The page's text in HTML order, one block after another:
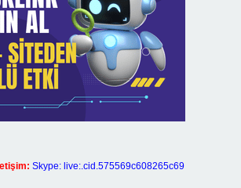
Skype: live:.cid.575569c608265c69